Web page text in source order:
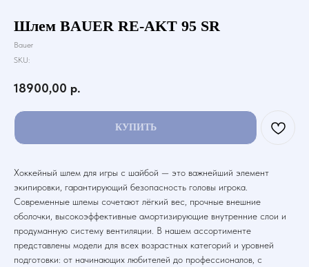
Шлем BAUER RE-AKT 95 SR
Bauer
SKU:
18900,00 р.
КУПИТЬ
Хоккейный шлем для игры с шайбой — это важнейший элемент
экипировки, гарантирующий безопасность головы игрока.
Современные шлемы сочетают лёгкий вес, прочные внешние
оболочки, высокоэффективные амортизирующие внутренние слои и
продуманную систему вентиляции. В нашем ассортименте
представлены модели для всех возрастных категорий и уровней
подготовки: от начинающих любителей до профессионалов, с